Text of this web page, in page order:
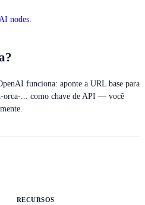
nodes.
funciona: aponte a URL base para
orca-... como chave de API — você
RECURSOS